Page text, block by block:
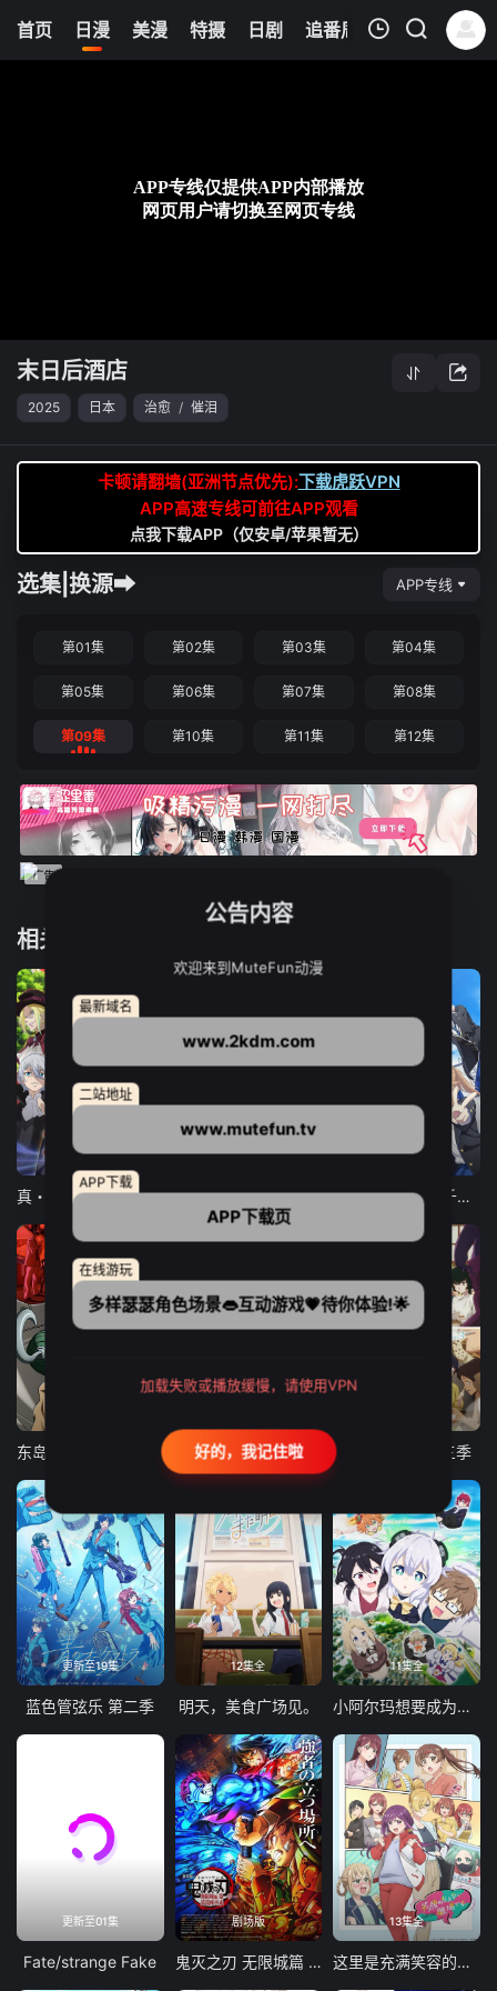
首页 日漫 美漫 特摄 日剧 追番周表 今日更新
8
清空
末日后酒店
2025 日本 治愈 / 催泪
卡顿请翻墙(亚洲节点优先):下载虎跃VPN
APP高速专线可前往APP观看
点我下载APP（仅安卓/苹果暂无）
选集|换源➡ APP专线
第01集 第02集 第03集 第04集
第05集 第06集 第07集 第08集
第09集 第10集 第11集 第12集
相关推荐
12集全
真・进化果 实不知不觉踏上胜利的人生
12集全
东京猫猫 NEW～♡
13集全
弹珠汽水瓶里的千岁同学
古诺希亚 致不灭的你 第三季
更新至19集
蓝色管弦乐 第二季
12集全
明天，美食广场见。
11集全
小阿尔玛想要成为家人
更新至01集
Fate/strange Fake
剧场版
鬼灭之刃 无限城篇 第一章 猗窝座再袭
13集全
这里是充满笑容的职场。
公告内容
欢迎来到MuteFun动漫
最新域名
www.2kdm.com
二站地址
www.mutefun.tv
APP下载
APP下载页
在线游玩
多样瑟瑟角色场景👄互动游戏💗待你体验!🌟
加载失败或播放缓慢，请使用VPN
好的，我记住啦